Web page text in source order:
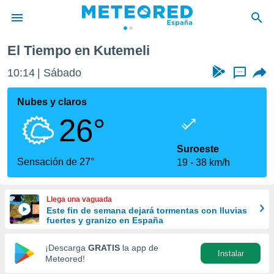
de
por
que se
calidad.
a este
las
y
forma
digital
basada
El Tiempo en Kutemeli
10:14 Sábado ...
Nubes y claros
26°
Sensación de 27°
Suroeste
19
38 km/h
Llega una vaguada
Este fin de semana dejará tormentas con lluvias
fuertes y granizo en España
¡Descarga GRATIS la app de
Meteored!
Instalar